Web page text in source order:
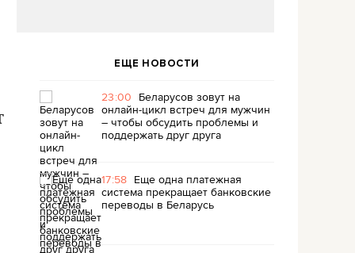
ЕЩЕ НОВОСТИ
23:00 Беларусов зовут на
онлайн-цикл встреч для мужчин
– чтобы обсудить проблемы и
поддержать друг друга
17:58 Еще одна платежная
система прекращает банковские
переводы в Беларусь